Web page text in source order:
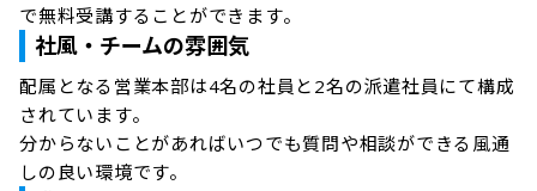
で無料受講することができます。
社風・チームの雰囲気
配属となる営業本部は4名の社員と2名の派遣社員にて構成
されています。
分からないことがあればいつでも質問や相談ができる風通
しの良い環境です。